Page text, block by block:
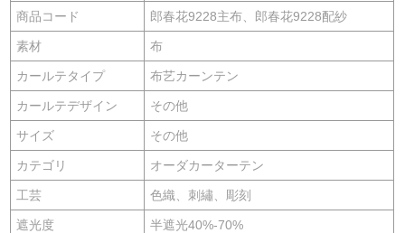
商品コード 郎春花9228主布、郎春花9228配紗
素材 布
カールテタイプ 布艺カーンテン
カールテデザイン その他
サイズ その他
カテゴリ オーダカーターテン
工芸 色織、刺繡、彫刻
遮光度 半遮光40%-70%